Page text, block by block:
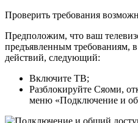
Проверить требования
Предположим, что ваш
предъявленным требованиям,
действий, следующий:
Включите ТВ;
Разблокируйте Сяоми,
меню «Подключение и